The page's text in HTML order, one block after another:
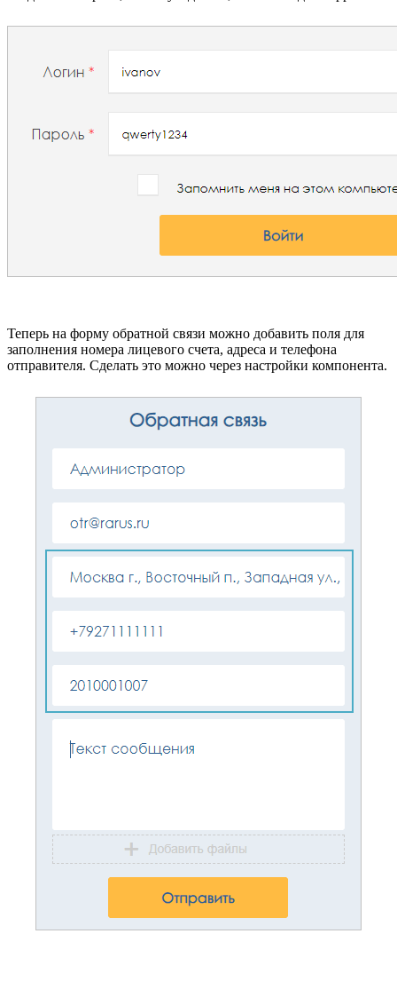
Теперь на форму обратной связи можно добавить поля для
заполнения номера лицевого счета, адреса и телефона
отправителя. Сделать это можно через настройки компонента.